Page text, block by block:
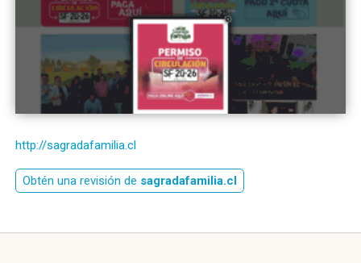
http://sagradafamilia.cl
Obtén una revisión de sagradafamilia.cl